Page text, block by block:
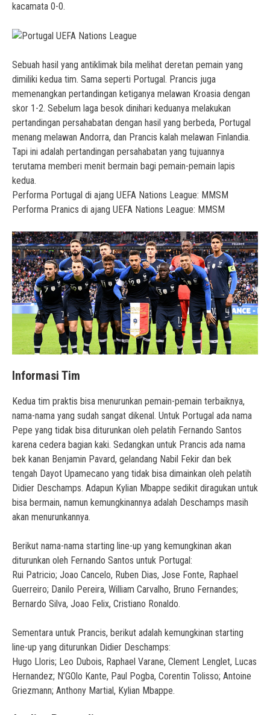
kacamata 0-0.
Sebuah hasil yang antiklimak bila melihat deretan pemain yang
dimiliki kedua tim. Sama seperti Portugal. Prancis juga
memenangkan pertandingan ketiganya melawan Kroasia dengan
skor 1-2. Sebelum laga besok dinihari keduanya melakukan
pertandingan persahabatan dengan hasil yang berbeda, Portugal
menang melawan Andorra, dan Prancis kalah melawan Finlandia.
Tapi ini adalah pertandingan persahabatan yang tujuannya
terutama memberi menit bermain bagi pemain-pemain lapis
kedua.
Performa Portugal di ajang UEFA Nations League: MMSM
Performa Pranics di ajang UEFA Nations League: MMSM
Informasi Tim
Kedua tim praktis bisa menurunkan pemain-pemain terbaiknya,
nama-nama yang sudah sangat dikenal. Untuk Portugal ada nama
Pepe yang tidak bisa diturunkan oleh pelatih Fernando Santos
karena cedera bagian kaki. Sedangkan untuk Prancis ada nama
bek kanan Benjamin Pavard, gelandang Nabil Fekir dan bek
tengah Dayot Upamecano yang tidak bisa dimainkan oleh pelatih
Didier Deschamps. Adapun Kylian Mbappe sedikit diragukan untuk
bisa bermain, namun kemungkinannya adalah Deschamps masih
akan menurunkannya.
Berikut nama-nama starting line-up yang kemungkinan akan
diturunkan oleh Fernando Santos untuk Portugal:
Rui Patricio; Joao Cancelo, Ruben Dias, Jose Fonte, Raphael
Guerreiro; Danilo Pereira, William Carvalho, Bruno Fernandes;
Bernardo Silva, Joao Felix, Cristiano Ronaldo.
Sementara untuk Prancis, berikut adalah kemungkinan starting
line-up yang diturunkan Didier Deschamps:
Hugo Lloris; Leo Dubois, Raphael Varane, Clement Lenglet, Lucas
Hernandez; N’GOlo Kante, Paul Pogba, Corentin Tolisso; Antoine
Griezmann; Anthony Martial, Kylian Mbappe.